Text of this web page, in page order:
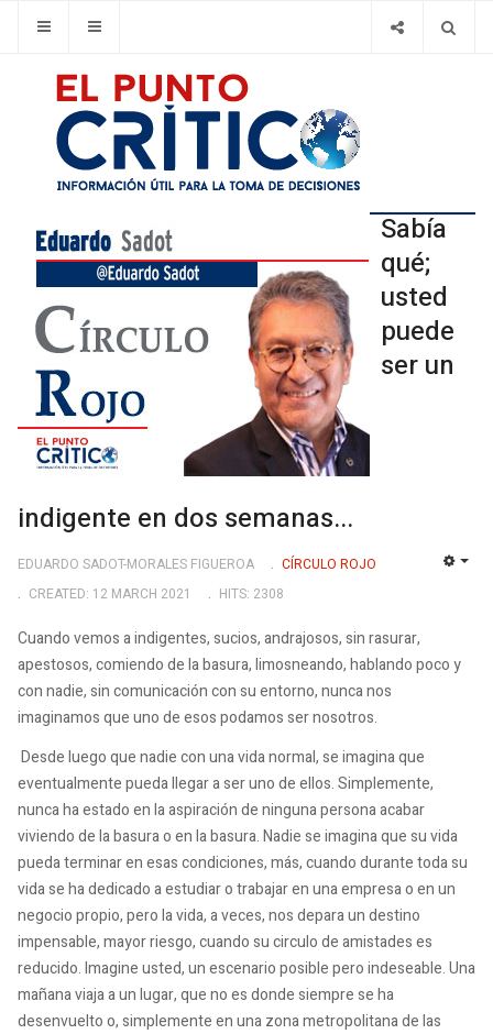
Sabía
qué;
usted
puede
ser un
indigente en dos semanas...
EDUARDO SADOT-MORALES FIGUEROA
CÍRCULO ROJO
CREATED: 12 MARCH 2021
HITS: 2308
Cuando vemos a indigentes, sucios, andrajosos, sin rasurar,
apestosos, comiendo de la basura, limosneando, hablando poco y
con nadie, sin comunicación con su entorno, nunca nos
imaginamos que uno de esos podamos ser nosotros.
Desde luego que nadie con una vida normal, se imagina que
eventualmente pueda llegar a ser uno de ellos. Simplemente,
nunca ha estado en la aspiración de ninguna persona acabar
viviendo de la basura o en la basura. Nadie se imagina que su vida
pueda terminar en esas condiciones, más, cuando durante toda su
vida se ha dedicado a estudiar o trabajar en una empresa o en un
negocio propio, pero la vida, a veces, nos depara un destino
impensable, mayor riesgo, cuando su circulo de amistades es
reducido. Imagine usted, un escenario posible pero indeseable. Una
mañana viaja a un lugar, que no es donde siempre se ha
desenvuelto o, simplemente en una zona metropolitana de las